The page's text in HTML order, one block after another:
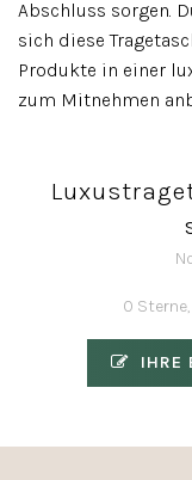
Abschluss sorgen.
sich diese
Produkte in einer
zum Mitnehmen
0
IHRE